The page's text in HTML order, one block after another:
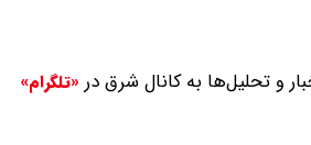
و تحلیل‌ها به کانال شرق در «تلگرام»